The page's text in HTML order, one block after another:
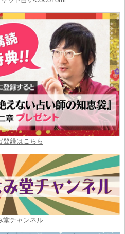
登録はこちら
堂チャンネル